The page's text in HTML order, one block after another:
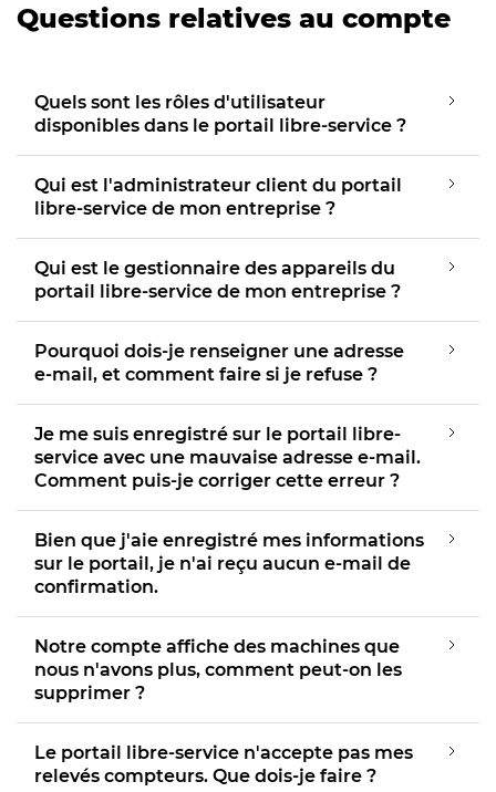
Questions relatives au compte
Quels sont les rôles d'utilisateur
disponibles dans le portail libre-service ?
Qui est l'administrateur client du portail
libre-service de mon entreprise ?
Qui est le gestionnaire des appareils du
portail libre-service de mon entreprise ?
Pourquoi dois-je renseigner une adresse
e-mail, et comment faire si je refuse ?
Je me suis enregistré sur le portail libre-
service avec une mauvaise adresse e-mail.
Comment puis-je corriger cette erreur ?
Bien que j'aie enregistré mes informations
sur le portail, je n'ai reçu aucun e-mail de
confirmation.
Notre compte affiche des machines que
nous n'avons plus, comment peut-on les
supprimer ?
Le portail libre-service n'accepte pas mes
relevés compteurs. Que dois-je faire ?